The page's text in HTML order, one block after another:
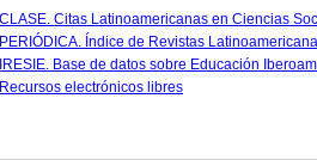
IRESIE. Base de datos
Recursos electrónicos libres